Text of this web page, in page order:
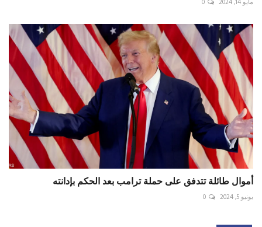
مايو 14, 2024 0
أموال طائلة تتدفق على حملة ترامب بعد الحكم بإدانته
يونيو 5, 2024 0